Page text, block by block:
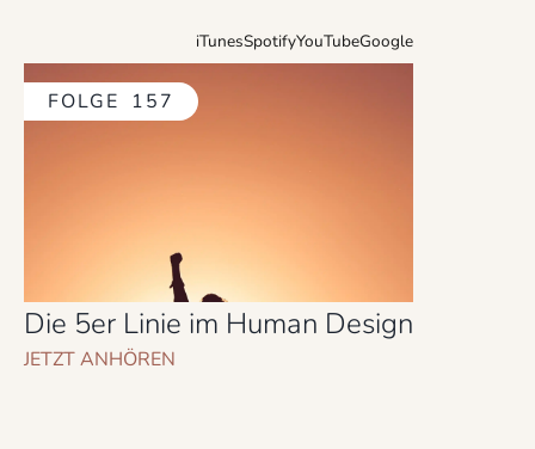
iTunesSpotifyYouTubeGoogle
FOLGE 157
Die 5er Linie im Human Design
JETZT ANHÖREN